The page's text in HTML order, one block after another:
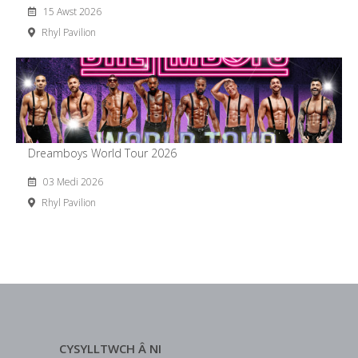
15 Awst 2026
Rhyl Pavilion
Dreamboys World Tour 2026
03 Medi 2026
Rhyl Pavilion
CYSYLLTWCH Â NI